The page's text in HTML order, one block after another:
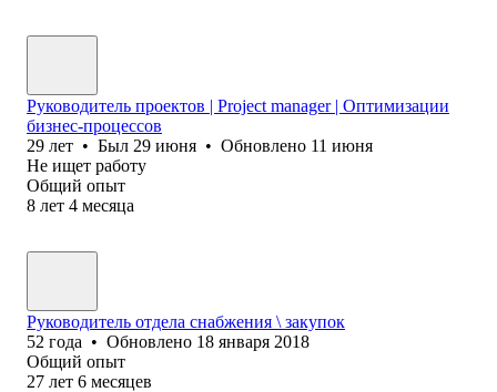
Руководитель проектов | Project manager | Оптимизации
бизнес-процессов
29 лет • Был 29 июня • Обновлено 11 июня
Не ищет работу
Общий опыт
8 лет 4 месяца
Руководитель отдела снабжения \ закупок
52 года • Обновлено 18 января 2018
Общий опыт
27 лет 6 месяцев